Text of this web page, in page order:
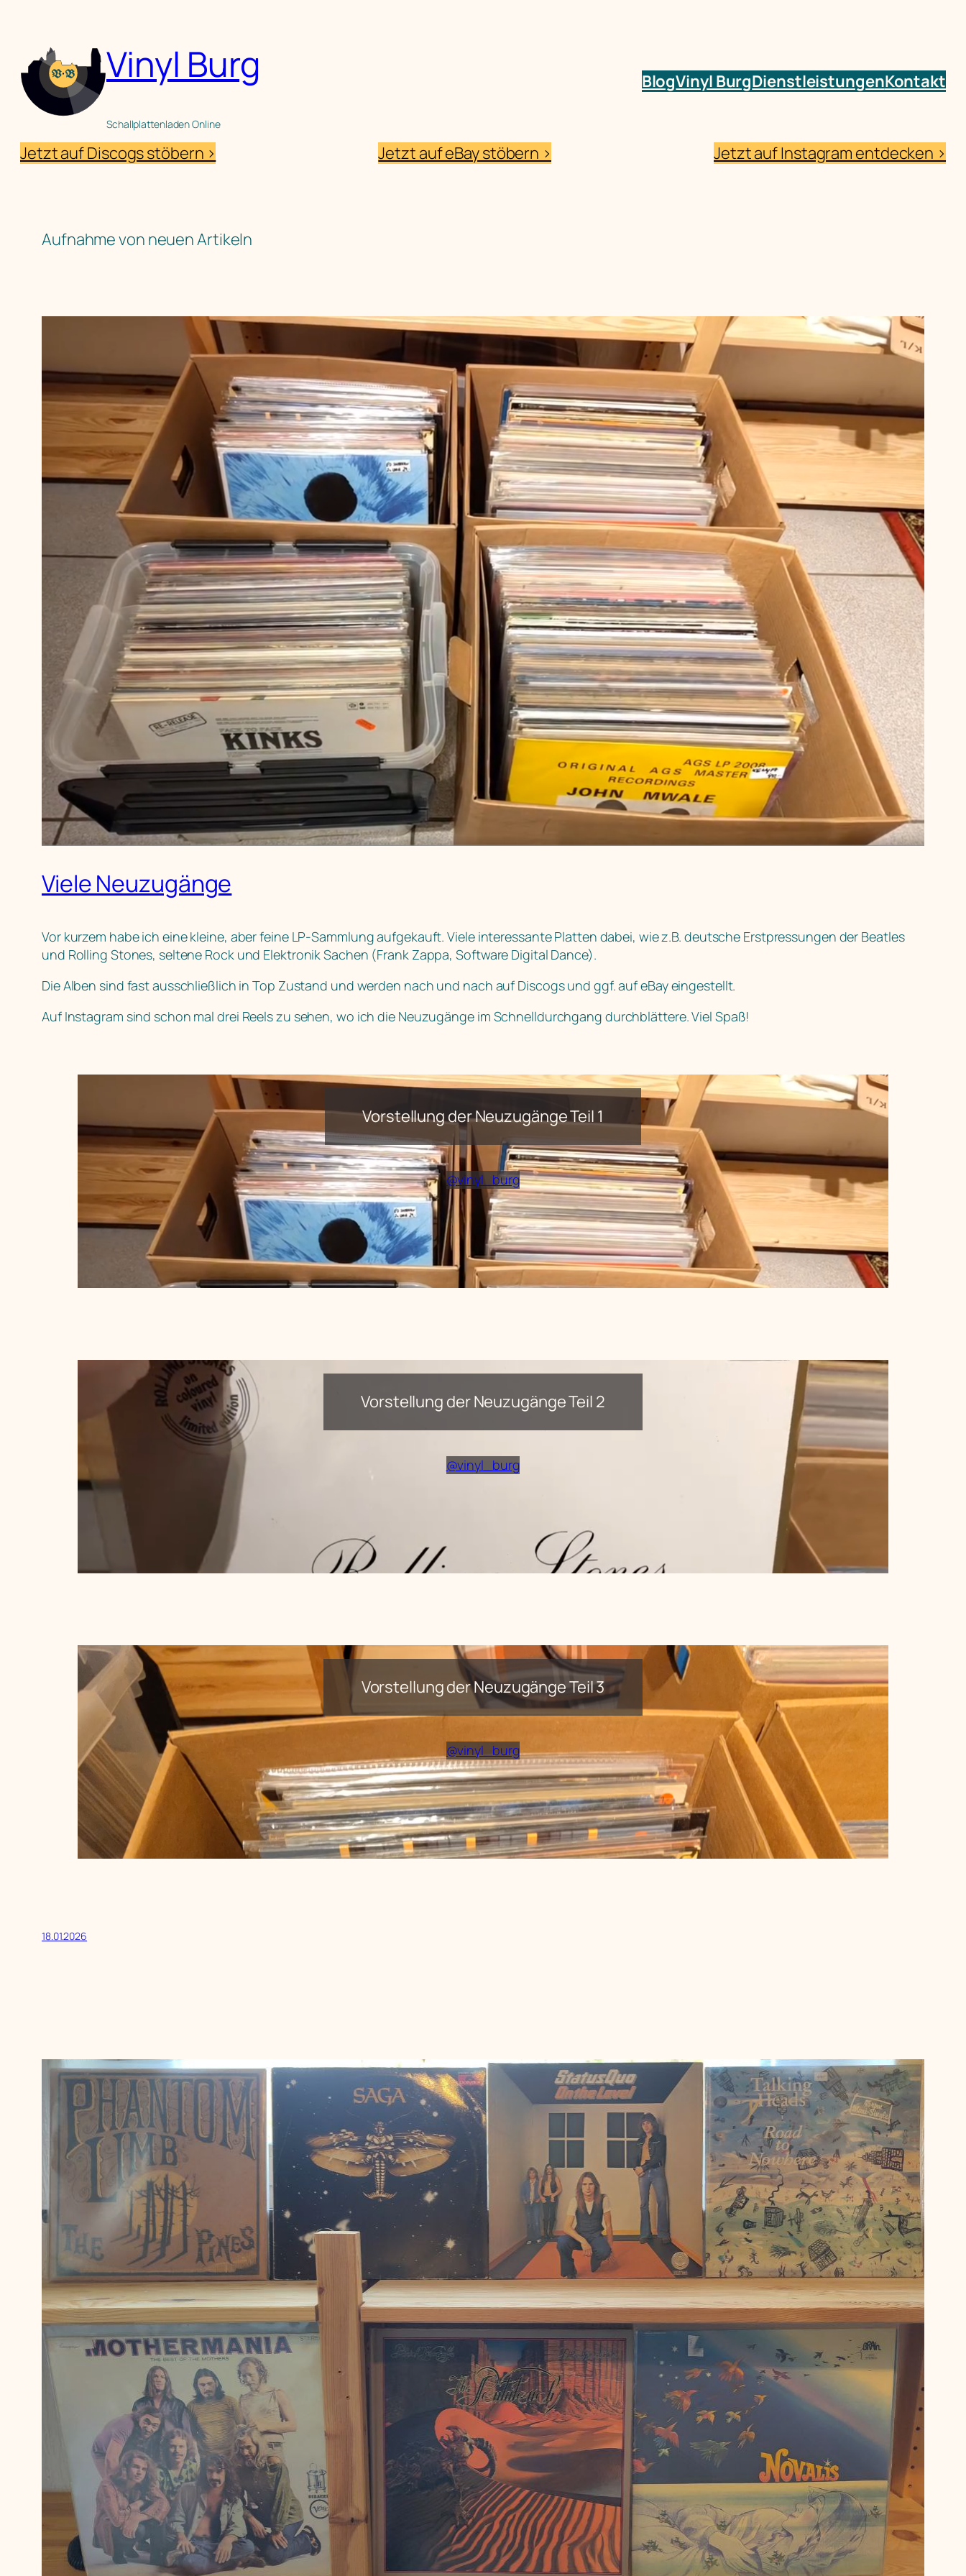
springen
Vinyl Burg
Schallplattenladen Online
BlogVinyl BurgDienstleistungenKontakt
Jetzt auf Discogs stöbern > Jetzt auf eBay stöbern > Jetzt auf Instagram entdecken >
Aufnahme von neuen Artikeln
Viele Neuzugänge
Vor kurzem habe ich eine kleine, aber feine LP-Sammlung aufgekauft. Viele interessante Platten dabei, wie z.B. deutsche Erstpressungen der Beatles
und Rolling Stones, seltene Rock und Elektronik Sachen (Frank Zappa, Software Digital Dance).
Die Alben sind fast ausschließlich in Top Zustand und werden nach und nach auf Discogs und ggf. auf eBay eingestellt.
Auf Instagram sind schon mal drei Reels zu sehen, wo ich die Neuzugänge im Schnelldurchgang durchblättere. Viel Spaß!
Vorstellung der Neuzugänge Teil 1
@vinyl_burg
Vorstellung der Neuzugänge Teil 2
@vinyl_burg
Vorstellung der Neuzugänge Teil 3
@vinyl_burg
18.01.2026